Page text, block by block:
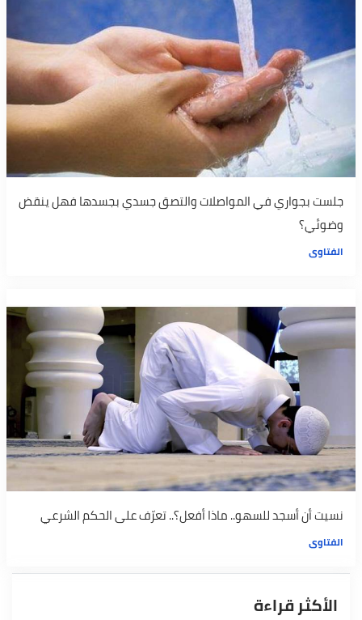
جلست بجواري في المواصلات والتصق جسدي بجسدها فهل ينقض
وضوئي؟
الفتاوى
نسيت أن أسجد للسهو.. ماذا أفعل؟.. تعرّف على الحكم الشرعي
الفتاوى
الأكثر قراءة